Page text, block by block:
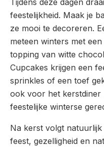
feestelijkheid. Maak je
ze mooi te decoreren.
meteen winters met
topping van witte
Cupcakes krijgen een
sprinkles of een toef
ook voor het kerstdiner
feestelijke winterse
Na kerst volgt natuurlijk
feest, gezelligheid en